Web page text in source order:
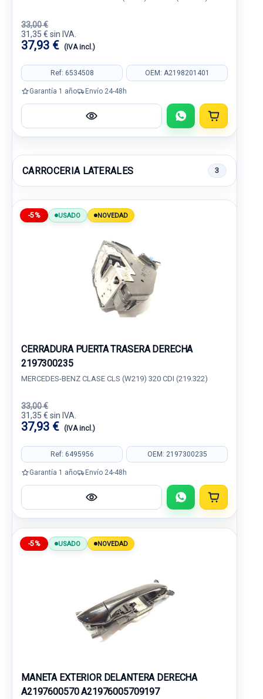
33,00 €
31,35 € sin IVA.
37,93 € (IVA incl.)
Ref: 6534508 OEM: A2198201401
Garantía 1 año Envío 24-48h
CARROCERIA LATERALES 3
-5% USADO NOVEDAD
CERRADURA PUERTA TRASERA DERECHA
2197300235
MERCEDES-BENZ CLASE CLS (W219) 320 CDI (219.322)
33,00 €
31,35 € sin IVA.
37,93 € (IVA incl.)
Ref: 6495956 OEM: 2197300235
Garantía 1 año Envío 24-48h
-5% USADO NOVEDAD
MANETA EXTERIOR DELANTERA DERECHA
A2197600570 A21976005709197